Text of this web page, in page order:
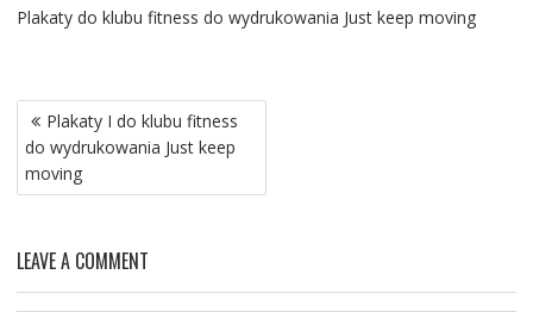
Plakaty do klubu fitness do wydrukowania Just keep moving
Nawigacja
wpisu
Plakaty I do klubu fitness
do wydrukowania Just keep
moving
LEAVE A COMMENT